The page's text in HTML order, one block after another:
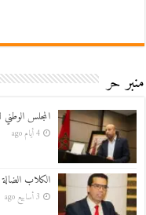
منبر حر
المجلس
4 أيام ago
الكلاب الضالة
3 أسابيع ago